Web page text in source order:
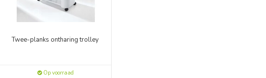
Twee-planks ontharing trolley
Op voorraad